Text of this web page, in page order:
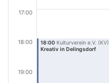
17:00
18:00
19:00
18:00 Kulturverein e.V. (KV)
Kreativ in Delingsdorf